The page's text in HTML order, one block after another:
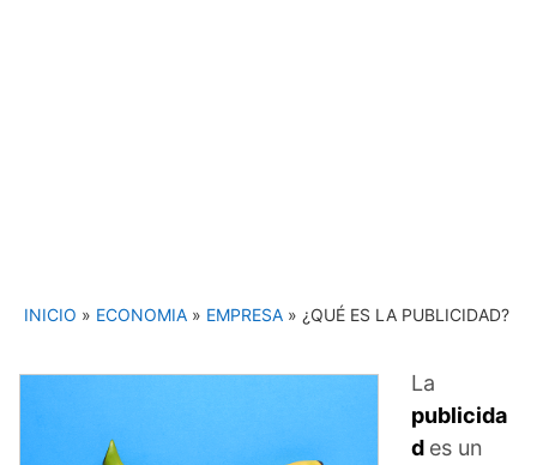
INICIO » ECONOMIA » EMPRESA » ¿QUÉ ES LA PUBLICIDAD?
La
publicida
d es un